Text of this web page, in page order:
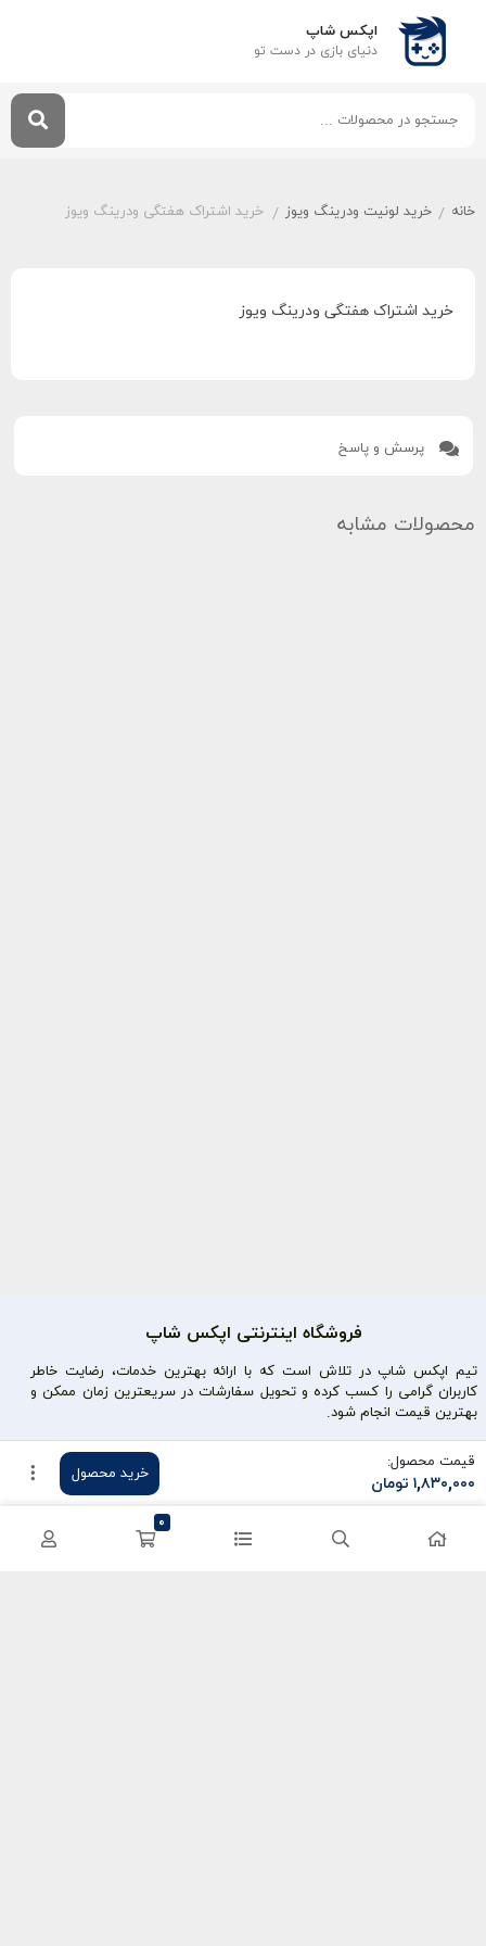
اپکس شاپ
دنیای بازی‌ در دست تو
خانه / خرید لونیت ودرینگ ویوز / خرید اشتراک هفتگی ودرینگ ویوز
خرید اشتراک هفتگی ودرینگ ویوز
پرسش و پاسخ
محصولات مشابه
قیمت محصول:
تومان ۱,۸۳۰,۰۰۰
خرید محصول
فروشگاه اینترنتی اپکس شاپ
تیم اپکس شاپ در تلاش است که با ارائه بهترین خدمات، رضایت خاطر
کاربران گرامی را کسب کرده و تحویل سفارشات در سریعترین زمان ممکن و
بهترین قیمت انجام شود.
محصولات محبوب
سی پی کالاف
کریستال گنشین
دسترسی سریع
حساب کاربری
سفارشات
0